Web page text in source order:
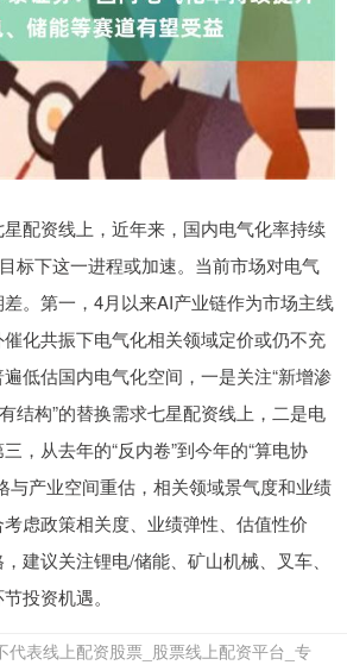
资线上，近年来，国内电气化率持续
标下这一进程或加速。当前市场对电气
。第一，4月以来AI产业链作为市场主线
化共振下电气化相关领域定价或仍不充
低估国内电气化空间，一是关注“新增渗
结构”的替换需求七星配资线上，二是电
，从去年的“反内卷”到今年的“算电协
与产业空间重估，相关领域景气度和业绩
虑政策相关度、业绩弹性、估值性价
建议关注锂电/储能、矿山机械、叉车、
投资机遇。
代表线上配资股票_股票线上配资平台_专